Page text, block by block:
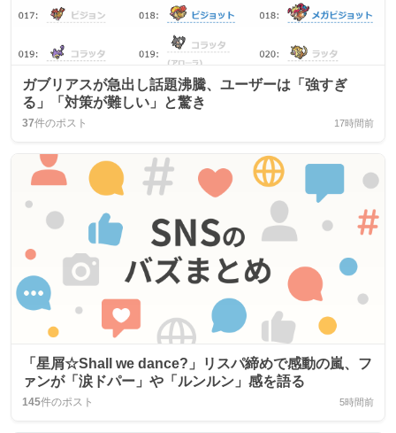
ガブリアスが急出し話題沸騰、ユーザーは「強すぎ
る」「対策が難しい」と驚き
37件のポスト 17時間前
「星屑☆Shall we dance?」リスパ締めで感動の嵐、フ
ァンが「涙ドパー」や「ルンルン」感を語る
145件のポスト 5時間前